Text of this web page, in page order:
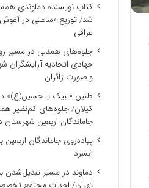
کتاب نویسنده دماوندی
شد/ توزیع «ساعتی در
عراقی
جلوه‌های همدلی در مسیر
جهادی اتحادیه آرایشگران
و صورت زائران
کیلان/ جلوه‌های کم‌نظیر
جاماندگان اربعین شهرستان
پیاده‌روی جاماندگان
آبسرد
دماوند در مسیر
تهران/ احداث مجتمع